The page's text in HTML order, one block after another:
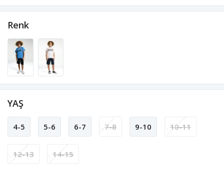
Renk
YAŞ
4-5 5-6 6-7 7-8 9-10 10-11
12-13 14-15